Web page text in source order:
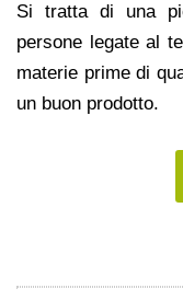
Si tratta di una
persone legate al
materie prime di
un buon prodotto.